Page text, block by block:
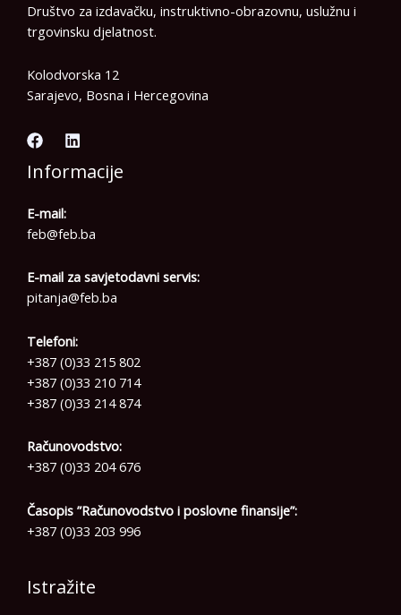
Društvo za izdavačku, instruktivno-obrazovnu, uslužnu i
trgovinsku djelatnost.
Kolodvorska 12
Sarajevo, Bosna i Hercegovina
Informacije
E-mail:
feb@feb.ba
E-mail za savjetodavni servis:
pitanja@feb.ba
Telefoni:
+387 (0)33 215 802
+387 (0)33 210 714
+387 (0)33 214 874
Računovodstvo:
+387 (0)33 204 676
Časopis ”Računovodstvo i poslovne finansije”:
+387 (0)33 203 996
Istražite